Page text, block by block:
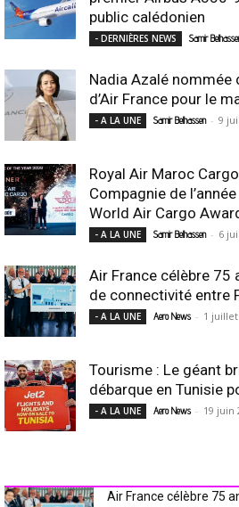
public calédonien
- DERNIÈRES NEWS Samir
Nadia Azalé
d’Air France pour le
- A LA UNE Samir Belhassen - 9
Royal Air Maroc
Compagnie de
World Air Cargo
- A LA UNE Samir Belhassen - 6
Air France célèbre 75
de connectivité entre
- A LA UNE Aero News - 1 juillet
Tourisme : Le géant
débarque en Tunisie
- A LA UNE Aero News - 19 juin
Air France célèbre 75